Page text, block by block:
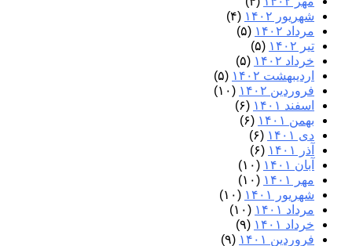
شهریور ۱۴۰۲
(۴)
مرداد ۱۴۰۲
(۵)
تیر ۱۴۰۲
(۵)
خرداد ۱۴۰۲
(۵)
اردیبهشت ۱۴۰۲
(۵)
فروردین ۱۴۰۲
(۱۰)
اسفند ۱۴۰۱
(۶)
بهمن ۱۴۰۱
(۶)
دی ۱۴۰۱
(۶)
آذر ۱۴۰۱
(۶)
آبان ۱۴۰۱
(۱۰)
مهر ۱۴۰۱
(۱۰)
شهریور ۱۴۰۱
(۱۰)
مرداد ۱۴۰۱
(۱۰)
خرداد ۱۴۰۱
(۹)
فروردین ۱۴۰۱
(۹)